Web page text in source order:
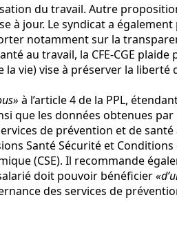
du travail. Autre
à jour. Le syndicat a
notamment sur la
au travail, la CFE-CGE plaide
vie) vise à préserver la liberté
à l’article 4 de la PPL,
que les données obtenues par
de prévention et de
Santé Sécurité et Conditions
(CSE). Il recommande
doit pouvoir bénéficier
des services de